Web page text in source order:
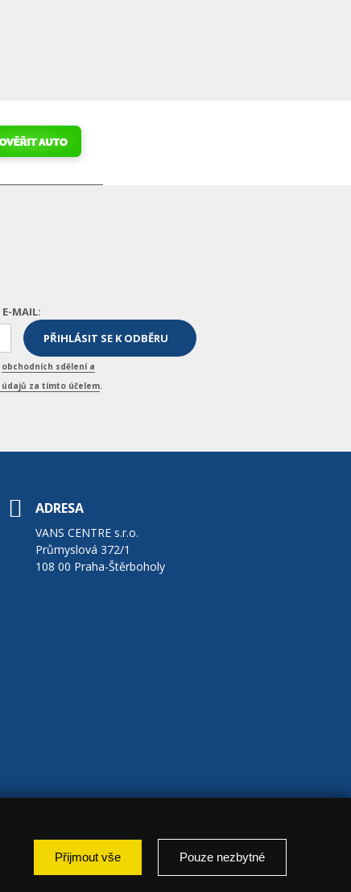
E-MAIL:
obchodních sdělení a
za tímto účelem.
ADRESA
VANS CENTRE s.r.o.
Průmyslová 372/1
108 00 Praha-Štěrboholy
Přijmout vše Pouze nezbytné